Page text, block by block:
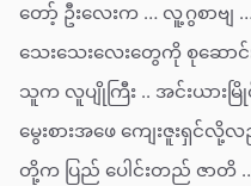
တော့် ဦးလေးက … လူ့ဂွစာဗျ
သေးသေးလေးတွေကို စုဆောင်
သူက လူပျိုကြီး .. အင်းယားမ
မွေးစားအဖေ ကျေးဇူးရှင်လို့
တို့က ပြည် ပေါင်းတည် ဇာတိ